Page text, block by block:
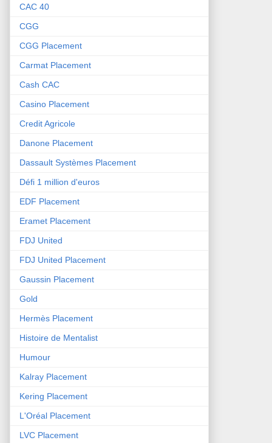
CAC 40
CGG
CGG Placement
Carmat Placement
Cash CAC
Casino Placement
Credit Agricole
Danone Placement
Dassault Systèmes Placement
Défi 1 million d'euros
EDF Placement
Eramet Placement
FDJ United
FDJ United Placement
Gaussin Placement
Gold
Hermès Placement
Histoire de Mentalist
Humour
Kalray Placement
Kering Placement
L'Oréal Placement
LVC Placement